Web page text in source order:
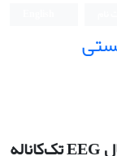
شناسایی خودکار مراحل خواب از سیگنال EEG تک‌کاناله